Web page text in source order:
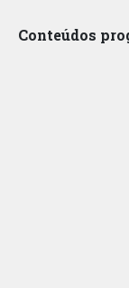
Conteúdos